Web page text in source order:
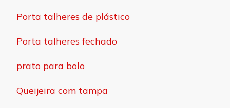
Porta talheres de plástico
Porta talheres fechado
prato para bolo
Queijeira com tampa